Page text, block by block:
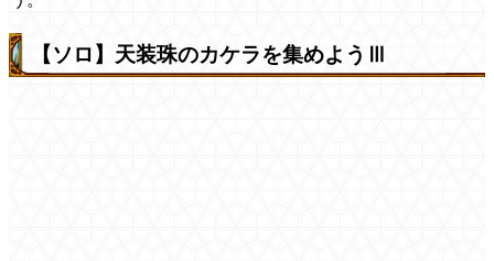
【ソロ】天装珠のカケラを集めようⅢ